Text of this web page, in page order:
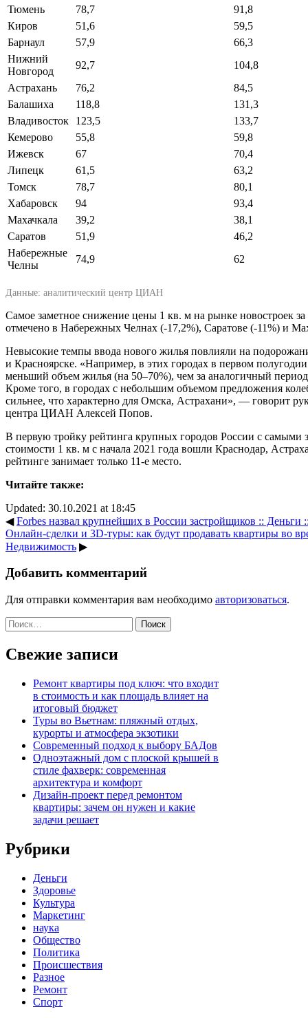
Тюмень
78,7
91,8
Киров
51,6
59,5
Барнаул
57,9
66,3
Нижний
Новгород
92,7
104,8
Астрахань
76,2
84,5
Балашиха
118,8
131,3
Владивосток
123,5
133,7
Кемерово
55,8
59,8
Ижевск
67
70,4
Липецк
61,5
63,2
Томск
78,7
80,1
Хабаровск
94
93,4
Махачкала
39,2
38,1
Саратов
51,9
46,2
Набережные
Челны
74,9 62
Данные: аналитический центр ЦИАН
Самое заметное снижение цены 1 кв. м на рынке новостроек за
отмечено в Набережных Челнах (-17,2%), Саратове (-11%) и
Невысокие темпы ввода нового жилья повлияли на
и Красноярске. «Например, в этих городах в первом
меньший объем жилья (на 50–70%), чем за аналогичный
Кроме того, в городах с небольшим объемом предложения
сильнее, что характерно для Омска, Астрахани», — говорит
центра ЦИАН Алексей Попов.
В первую тройку рейтинга крупных городов России с самыми
стоимости 1 кв. м с начала 2021 года вошли Краснодар,
рейтинге занимает только 11-е место.
Читайте также:
Updated: 30.10.2021 at 18:45
◀Forbes назвал крупнейших в России застройщиков ::
Онлайн-сделки и 3D-туры: как будут продавать квартиры во
Недвижимость ▶
Добавить комментарий
Для отправки комментария вам необходимо авторизоваться.
Найти:
Свежие записи
Ремонт квартиры под ключ: что входит
в стоимость и как площадь влияет на
итоговый бюджет
Туры во Вьетнам: пляжный отдых,
курорты и атмосфера экзотики
Современный подход к выбору БАДов
Одноэтажный дом с плоской крышей в
стиле фахверк: современная
архитектура и комфорт
Дизайн-проект перед ремонтом
квартиры: зачем он нужен и какие
задачи решает
Рубрики
Деньги
Здоровье
Культура
Маркетинг
наука
Общество
Политика
Происшествия
Разное
Ремонт
Спорт